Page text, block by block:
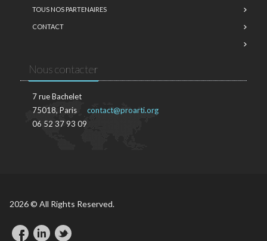
TOUS NOS PARTENAIRES
CONTACT
Nous contacter
7 rue Bachelet
75018, Paris
06 52 37 93 09
contact@proarti.org
2026 © All Rights Reserved.